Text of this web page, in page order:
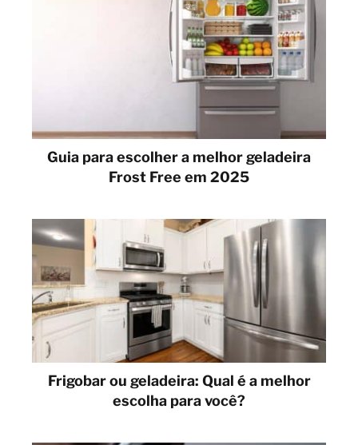
Guia para escolher a melhor geladeira
Frost Free em 2025
Frigobar ou geladeira: Qual é a melhor
escolha para você?